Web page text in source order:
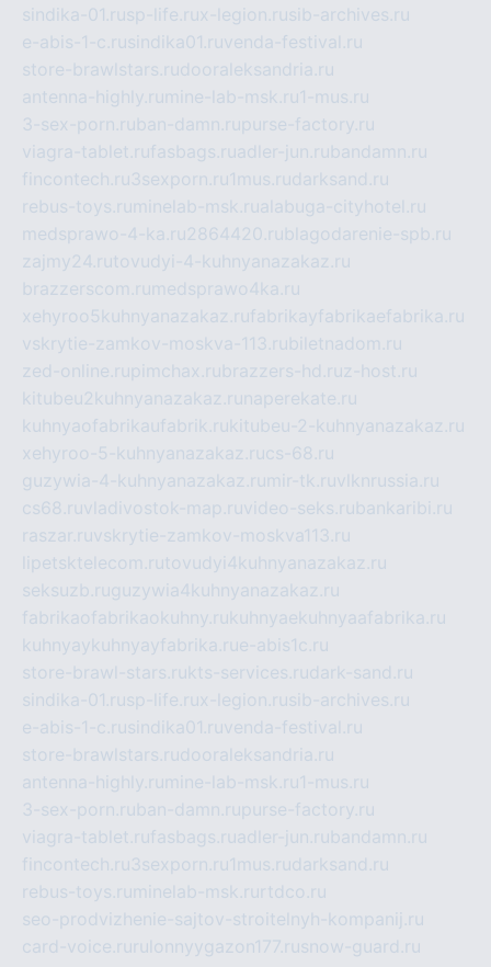
sindika-01.rusp-life.rux-legion.rusib-archives.ru
e-abis-1-c.rusindika01.ruvenda-festival.ru
store-brawlstars.rudooraleksandria.ru
antenna-highly.ru mine-lab-msk.ru1-mus.ru
3-sex-porn.ruban-damn.rupurse-factory.ru
viagra-tablet.rufasbags.ruadler-jun.rubandamn.ru
fincontech.ru3sexporn.ru1mus.rudarksand.ru
rebus-toys.ru minelab-msk.rualabuga-cityhotel.ru
medsprawo-4-ka.ru2864420.rublagodarenie-spb.ru
zajmy24.rutovudyi-4-kuhnyanazakaz.ru
brazzerscom.ru medsprawo4ka.ru
xehyroo5kuhnyanazakaz.rufabrikayfabrikaefabrika.ru
vskrytie-zamkov-moskva-113.rubiletnadom.ru
zed-online.rupimchax.rubrazzers-hd.ruz-host.ru
kitubeu2kuhnyanazakaz.ru naperekate.ru
kuhnyaofabrikaufabrik.rukitubeu-2-kuhnyanazakaz.ru
xehyroo-5-kuhnyanazakaz.rucs-68.ru
guzywia-4-kuhnyanazakaz.ru mir-tk.ruvlknrussia.ru
cs68.ruvladivostok-map.ruvideo-seks.rubankaribi.ru
raszar.ruvskrytie-zamkov-moskva113.ru
lipetsktelecom.rutovudyi4kuhnyanazakaz.ru
seksuzb.ruguzywia4kuhnyanazakaz.ru
fabrikaofabrikaokuhny.rukuhnyaekuhnyaafabrika.ru
kuhnyaykuhnyayfabrika.rue-abis1c.ru
store-brawl-stars.rukts-services.rudark-sand.ru
sindika-01.rusp-life.rux-legion.rusib-archives.ru
e-abis-1-c.rusindika01.ruvenda-festival.ru
store-brawlstars.rudooraleksandria.ru
antenna-highly.ru mine-lab-msk.ru1-mus.ru
3-sex-porn.ruban-damn.rupurse-factory.ru
viagra-tablet.rufasbags.ruadler-jun.rubandamn.ru
fincontech.ru3sexporn.ru1mus.rudarksand.ru
rebus-toys.ru minelab-msk.ru rtdco.ru
seo-prodvizhenie-sajtov-stroitelnyh-kompanij.ru
card-voice.ru rulonnyygazon177.rusnow-guard.ru